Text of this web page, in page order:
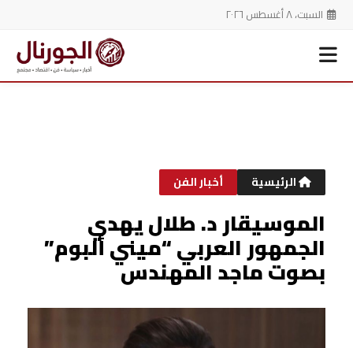
السبت، ٨ أغسطس ٢٠٢٦
الرئيسية أخبار الفن
‎الموسيقار د. طلال يهدي
الجمهور العربي “ميني ألبوم”
بصوت ماجد المهندس